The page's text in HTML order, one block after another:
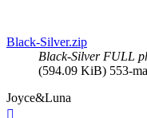
Black-Silver.zip
Black-Silver FULL
(594.09 KiB) 553-
Joyce&Luna